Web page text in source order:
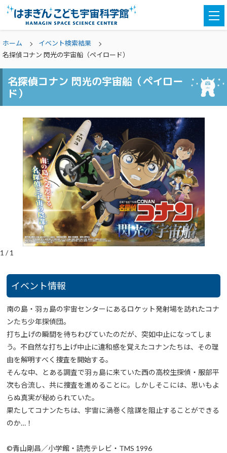
ホーム
イベント検索結果
名探偵コナン 閃光の宇宙船（ペイロード）
名探偵コナン 閃光の宇宙船（ペイロー
ド）
1 /1
イベント情報
南の島・羽ヵ島の宇宙センターにあるロケット発射場を訪れたコナ
ンたち少年探偵団。
打ち上げの瞬間を待ちわびていたのだが、突如中止になってしま
う。不自然な打ち上げ中止に違和感を覚えたコナンたちは、その理
由を解明すべく捜査を開始する。
そんな中、とある調査で羽ヵ島に来ていた西の高校生探偵・服部平
次も合流し、共に捜査を進めることに。しかしそこには、思いもよ
らぬ真実が秘められていた。
果たしてコナンたちは、宇宙に渦巻く陰謀を阻止することができる
のか…！
©青山剛昌／小学館・読売テレビ・TMS 1996